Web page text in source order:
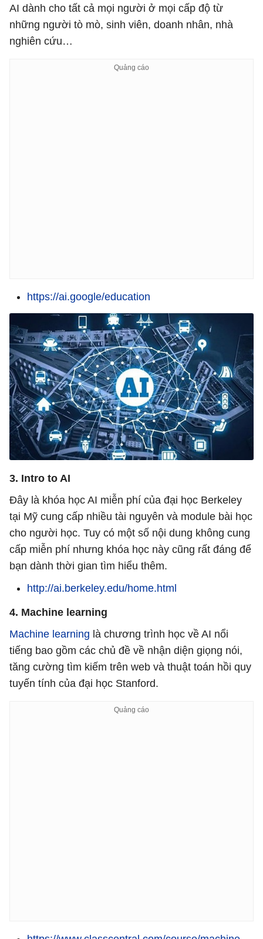
AI dành cho tất cả mọi người ở mọi cấp độ từ
những người tò mò, sinh viên, doanh nhân, nhà
nghiên cứu…
https://ai.google/education
3. Intro to AI
Đây là khóa học AI miễn phí của đại học Berkeley
tại Mỹ cung cấp nhiều tài nguyên và module bài học
cho người học. Tuy có một số nội dung không cung
cấp miễn phí nhưng khóa học này cũng rất đáng để
bạn dành thời gian tìm hiểu thêm.
http://ai.berkeley.edu/home.html
4. Machine learning
Machine learning là chương trình học về AI nổi
tiếng bao gồm các chủ đề về nhận diện giọng nói,
tăng cường tìm kiếm trên web và thuật toán hồi quy
tuyến tính của đại học Stanford.